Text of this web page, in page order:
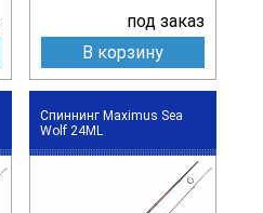
под заказ
В корзину
Спиннинг Maximus Sea
Wolf 24ML